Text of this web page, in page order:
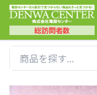
総訪問者数